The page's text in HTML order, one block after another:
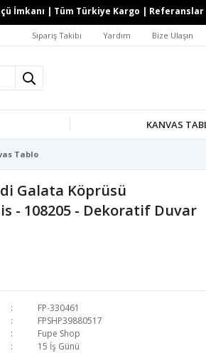
| Tüm Türkiye Kargo | Referanslar
Sipariş Takibi Yardım Bize Ulaşın
KANVAS
Tablo
Galata Köprüsü
- 108205 - Dekoratif Duvar
FP-330461
FPSHP39880517
Fupe Shop
15 İş Günü